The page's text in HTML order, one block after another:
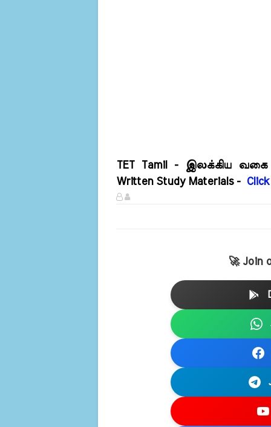
TET Tamil - இலக்கிய
Written Study Materials -
🚀 Join